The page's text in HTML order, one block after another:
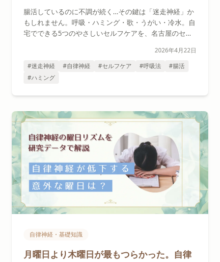
腸活しているのに不調が続く…その鍵は「迷走神経」か
もしれません。呼吸・ハミング・歌・うがい・冷水。自
宅でできる5つのやさしいセルフケアを、名古屋のセラ
2026年4月22日
#迷走神経
#自律神経 #セルフケア #呼吸法
#腸活
#ハミング
自律神経・基礎知識
月曜日より木曜日が最もつらかった。自律